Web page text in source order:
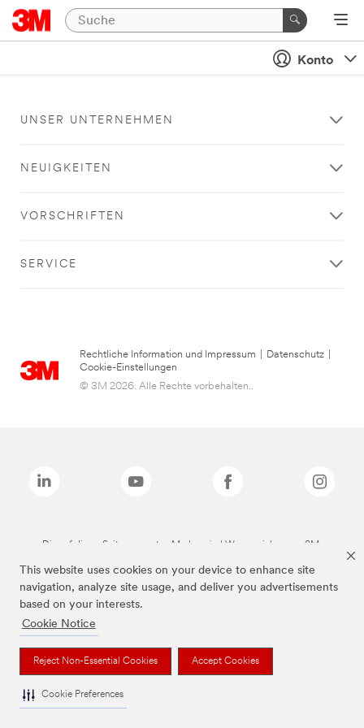
This website uses cookies on your device to enhance site
navigation, analyze site usage, and deliver you advertisements
based on your interests.
Cookie Notice
Reject Non-Essential Cookies Accept Cookies
Cookie Preferences
Konto
UNSER UNTERNEHMEN
NEUIGKEITEN
VORSCHRIFTEN
SERVICE
Rechtliche Information und Impressum Datenschutz
Cookie-Einstellungen
© 3M 2026. Alle Rechte vorbehalten..
Die auf dieser Seite genannten Marken sind Warenzeichen von 3M.